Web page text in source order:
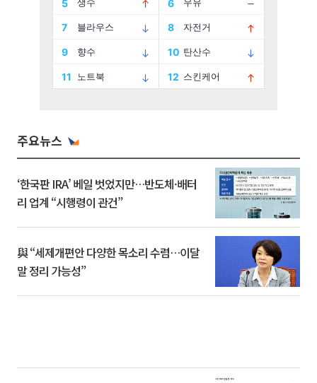
주요뉴스
‘한국판 IRA’ 베일 벗었지만…반도체·배터
리 업계 “시행령이 관건”
與 “세제개편안 다양한 목소리 수렴…이달
말 정리 가능성”